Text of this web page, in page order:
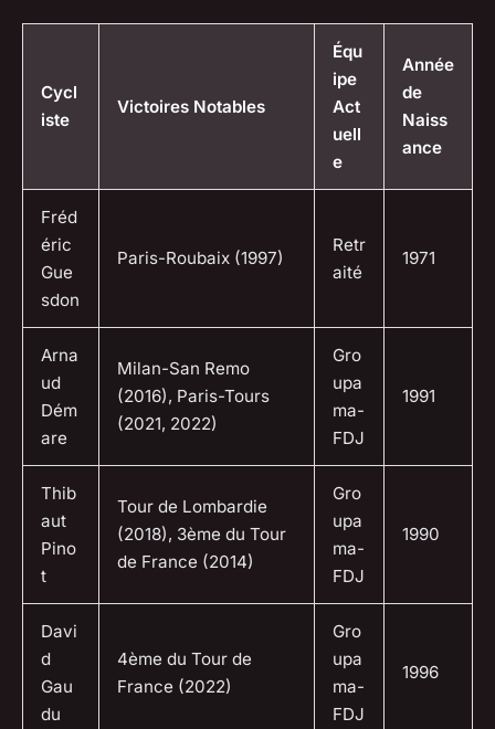
Cycl
iste
Victoires Notables
Équ
ipe
Act
uell
e
Année
de
Naiss
ance
Fréd
éric
Gue
sdon
Paris-Roubaix (1997)
Retr
aité
1971
Arna
ud
Dém
are
Milan-San Remo
(2016), Paris-Tours
(2021, 2022)
Gro
upa
ma-
FDJ
1991
Thib
aut
Pino
t
Tour de Lombardie
(2018), 3ème du Tour
de France (2014)
Gro
upa
ma-
FDJ
1990
Davi
d
Gau
du
4ème du Tour de
France (2022)
Gro
upa
ma-
FDJ
1996